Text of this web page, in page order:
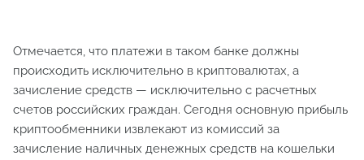
Отмечается, что платежи в таком банке должны
происходить исключительно в криптовалютах, а
зачисление средств — исключительно с расчетных
счетов российских граждан. Сегодня основную прибыль
криптообменники извлекают из комиссий за
зачисление наличных денежных средств на кошельки